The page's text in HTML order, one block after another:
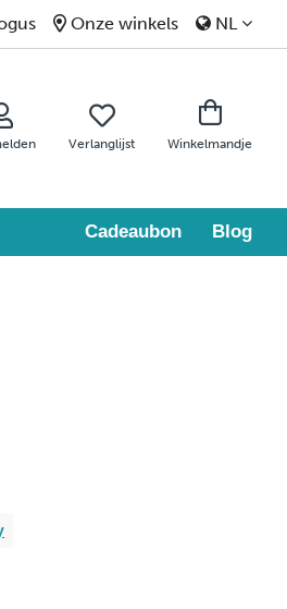
Onze winkels NL
Verlanglijst Winkelmandje
Cadeaubon Blog